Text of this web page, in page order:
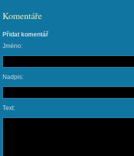
Komentáře
Přidat komentář
Jméno:
Nadpis:
Text: